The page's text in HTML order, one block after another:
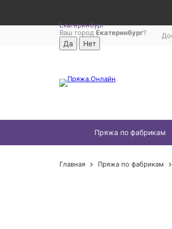
Екатеринбург
Ваш город Екатеринбург?
Пряжа по фабрикам
Главная Пряжа по фабрикам